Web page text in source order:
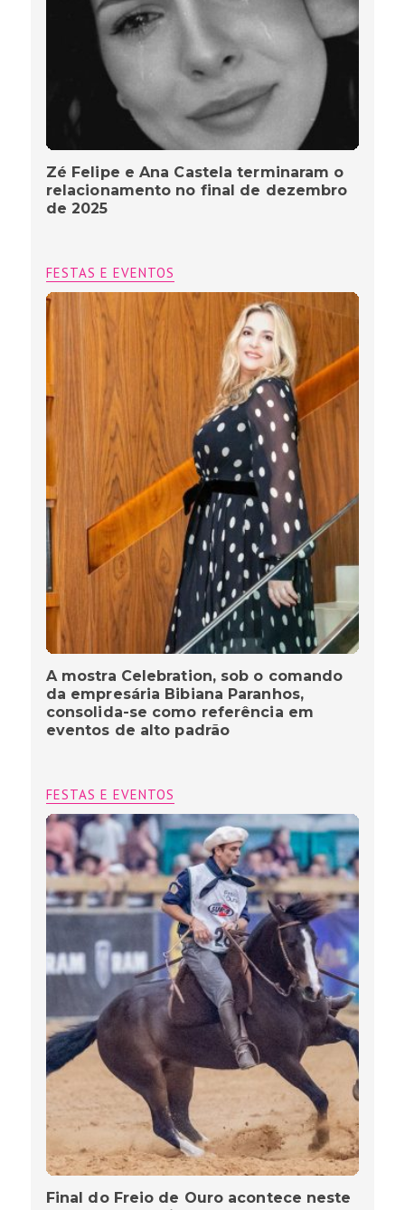
Zé Felipe e Ana Castela terminaram o
relacionamento no final de dezembro
de 2025
FESTAS E EVENTOS
A mostra Celebration, sob o comando
da empresária Bibiana Paranhos,
consolida-se como referência em
eventos de alto padrão
FESTAS E EVENTOS
Final do Freio de Ouro acontece neste